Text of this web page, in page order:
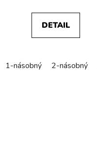
DETAIL
1-násobný 2-násobný